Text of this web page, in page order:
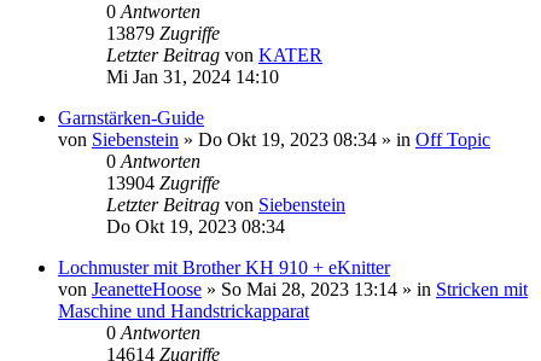
0 Antworten
13879 Zugriffe
Letzter Beitrag von KATER
Mi Jan 31, 2024 14:10
Garnstärken-Guide
von Siebenstein » Do Okt 19, 2023 08:34 » in Off Topic
0 Antworten
13904 Zugriffe
Letzter Beitrag von Siebenstein
Do Okt 19, 2023 08:34
Lochmuster mit Brother KH 910 + eKnitter
von JeanetteHoose » So Mai 28, 2023 13:14 » in Stricken mit
Maschine und Handstrickapparat
0 Antworten
14614 Zugriffe